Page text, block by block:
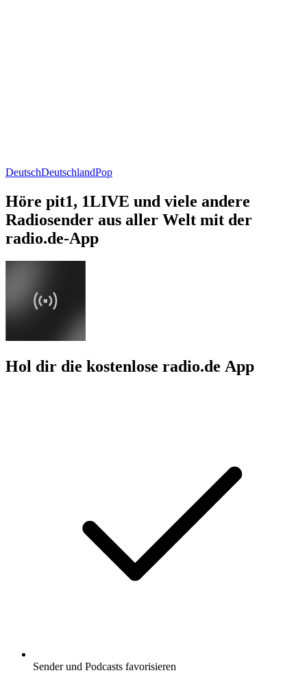
DeutschDeutschlandPop
Höre pit1, 1LIVE und viele andere
Radiosender aus aller Welt mit der
radio.de-App
Hol dir die kostenlose radio.de App
Sender und Podcasts favorisieren